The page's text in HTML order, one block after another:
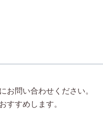
お問い合わせください。
すすめします。